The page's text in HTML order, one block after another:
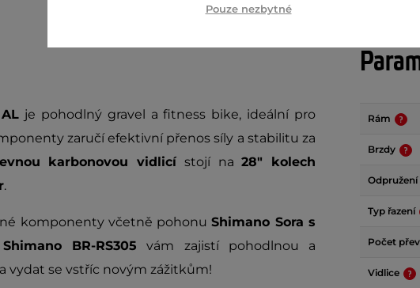
je pohodlný gravel a fitness bike, ideální pro
zaručí efektivní přenos síly a stabilitu za
karbonovou vidlicístojí na28" kolech
.
komponenty včetně pohonuShimano Sora s
Shimano BR-RS305 vám zajistí pohodlnou a
vydat se vstříc novým zážitkům!
Rám
Brzdy
Odpružení
Typ řazení
Počet
Vidlice
Pouze nezbytné